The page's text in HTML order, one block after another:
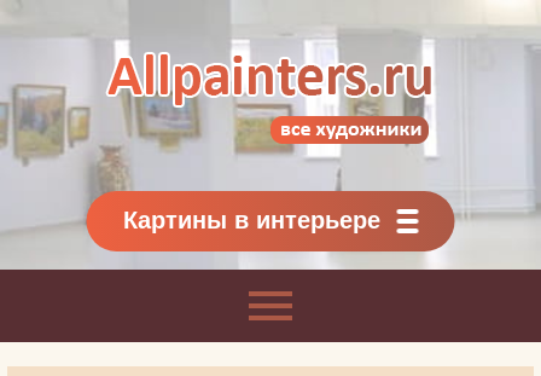
Картины классиков
и современников
Картины в интерьере